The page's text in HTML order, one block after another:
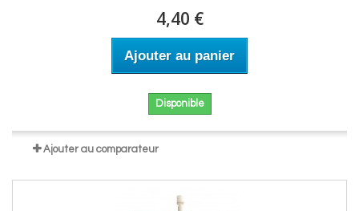
4,40 €
Ajouter au panier
Disponible
Ajouter au comparateur